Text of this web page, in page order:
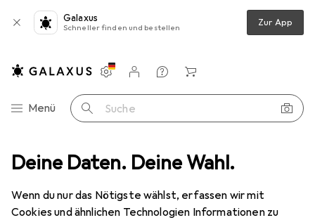
Deine Daten. Deine Wahl.
Wenn du nur das Nötigste wählst, erfassen wir mit
Cookies und ähnlichen Technologien Informationen zu
Galaxus
Schneller finden und bestellen Zur App
Navigation nach Kategorien
Menü Suche
Einstellungen
Kundenkonto
Vergleichslisten
Merklisten
Warenkorb
Smartphone Schutzfolie Dipos Displayschutzfolie Crystalclear